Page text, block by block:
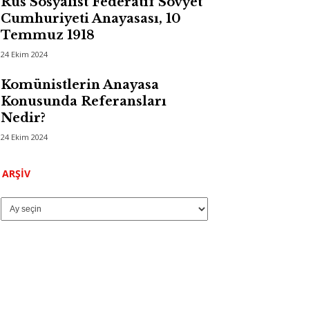
Cumhuriyeti Anayasası, 10
Temmuz 1918
24 Ekim 2024
Komünistlerin Anayasa
Konusunda Referansları
Nedir?
24 Ekim 2024
ARŞIV